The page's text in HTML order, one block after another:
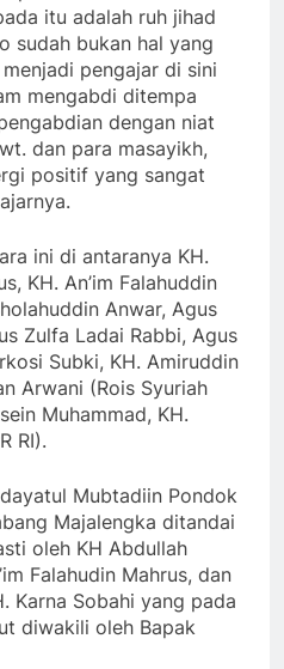
itu adalah ruh jihad
sudah bukan hal yang
pengajar di sini
mengabdi ditempa
dengan niat
dan para masayikh,
positif yang sangat
ini di antaranya KH.
KH. An’im Falahuddin
Anwar, Agus
Zulfa Ladai Rabbi, Agus
Subki, KH. Amiruddin
Arwani (Rois Syuriah
Muhammad, KH.
RI).
Mubtadiin Pondok
Majalengka ditandai
oleh KH Abdullah
Falahudin Mahrus, dan
Karna Sobahi yang pada
diwakili oleh Bapak